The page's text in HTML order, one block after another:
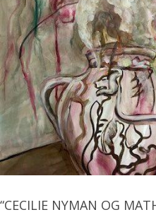
“CECILIE NYMAN OG